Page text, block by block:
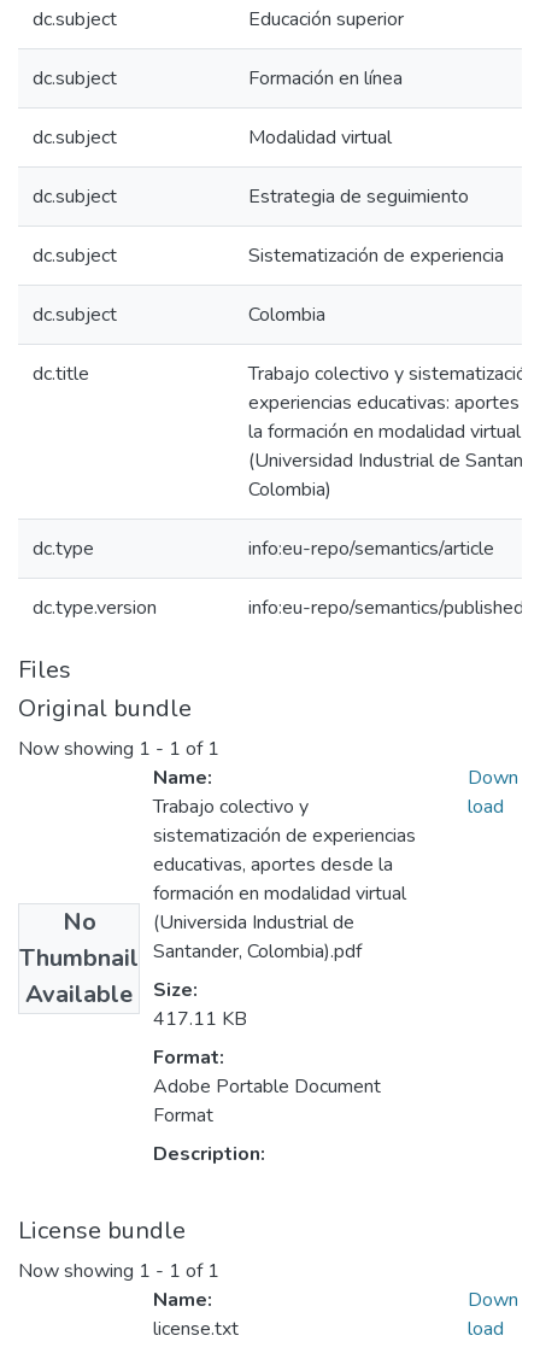
dc.subject Educación superior
dc.subject Formación en línea
dc.subject Modalidad virtual
dc.subject Estrategia de seguimiento
dc.subject Sistematización de experiencia
dc.subject Colombia
dc.title
Trabajo colectivo y
experiencias educativas: aportes
la formación en modalidad virtual
(Universidad Industrial de
Colombia)
dc.type info:eu-repo/semantics/article
dc.type.version info:eu-repo/semantics/
Files
Original bundle
Now showing 1 - 1 of 1
No
Thumbnail
Available
Name:
Trabajo colectivo y
sistematización de experiencias
educativas, aportes desde la
formación en modalidad virtual
(Universida Industrial de
Santander, Colombia).pdf
Size:
417.11 KB
Format:
Adobe Portable Document
Format
Description:
Down
load
License bundle
Now showing 1 - 1 of 1
Name:
license.txt
Down
load